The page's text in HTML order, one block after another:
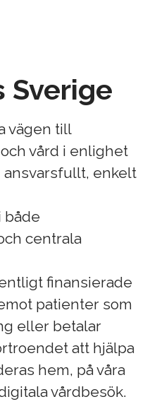
Sverige
vägen till
vård i enlighet
ansvarsfullt, enkelt
både
centrala
finansierade
patienter som
eller betalar
att hjälpa
hem, på våra
vårdbesök.